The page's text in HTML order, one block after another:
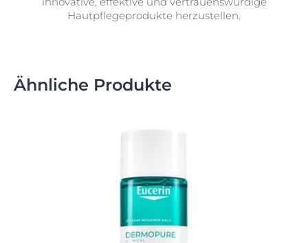
Hautpflegeprodukte herzustellen.
Ähnliche Produkte